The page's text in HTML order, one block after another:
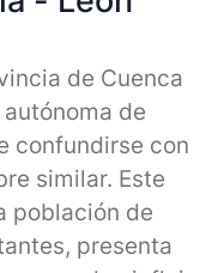
de Cuenca
de
confundirse con
similar. Este
población de
presenta